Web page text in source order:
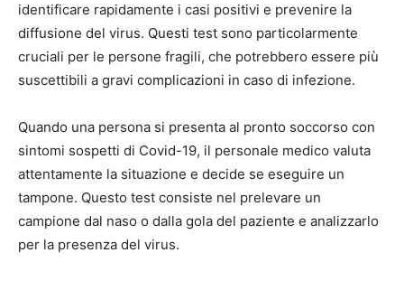
identificare rapidamente i casi positivi e prevenire la
diffusione del virus. Questi test sono particolarmente
cruciali per le persone fragili, che potrebbero essere più
suscettibili a gravi complicazioni in caso di infezione.
Quando una persona si presenta al pronto soccorso con
sintomi sospetti di Covid-19, il personale medico valuta
attentamente la situazione e decide se eseguire un
tampone. Questo test consiste nel prelevare un
campione dal naso o dalla gola del paziente e analizzarlo
per la presenza del virus.